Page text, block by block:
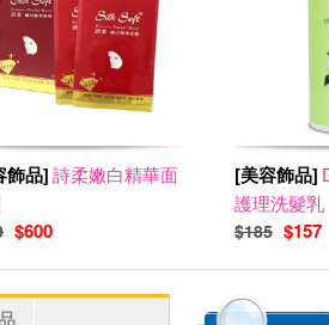
飾品]詩柔嫩白精華面
$600
[美容飾品]
護理洗髮乳
$185 $157